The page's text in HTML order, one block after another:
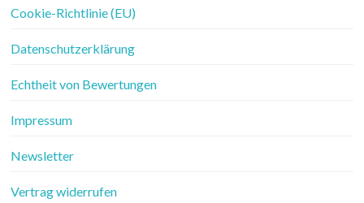
Cookie-Richtlinie (EU)
Datenschutzerklärung
Echtheit von Bewertungen
Impressum
Newsletter
Vertrag widerrufen